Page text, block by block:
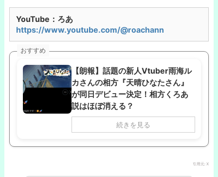
YouTube：ろあ
https://www.youtube.com/@roachann
おすすめ
【朗報】話題の新人Vtuber雨海ル
カさんの相方『天晴ひなたさん』
が同日デビュー決定！相方くろあ
説はほぼ消える？
続きを見る
引用元: X